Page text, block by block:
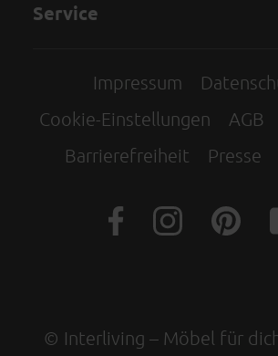
Service
Impressum
Cookie-Einstellungen
AGB
Barrierefreiheit
Presse
© Interliving – Möbel für dich